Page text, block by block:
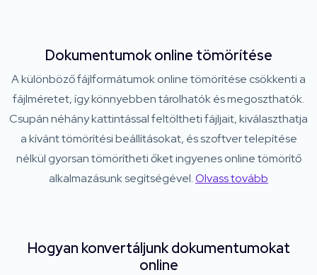
Dokumentumok online tömörítése
A különböző fájlformátumok online tömörítése csökkenti a
fájlméretet, így könnyebben tárolhatók és megoszthatók.
Csupán néhány kattintással feltöltheti fájljait, kiválaszthatja
a kívánt tömörítési beállításokat, és szoftver telepítése
nélkül gyorsan tömörítheti őket ingyenes online tömörítő
alkalmazásunk segítségével.Olvass tovább
Hogyan konvertáljunk dokumentumokat
online